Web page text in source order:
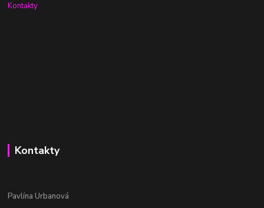
Kontakty
Kontakty
Pavlína Urbanová